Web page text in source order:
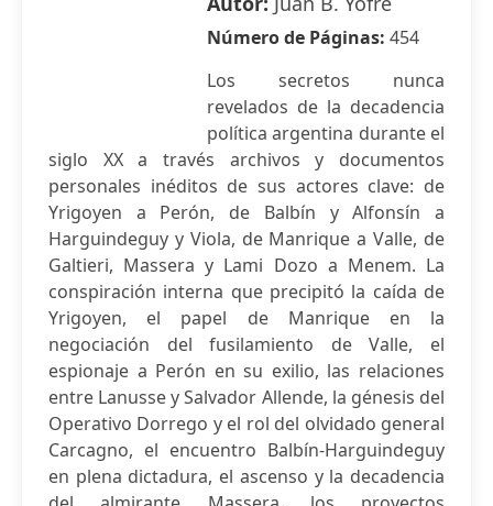
Número de Páginas: 454
Los secretos nunca
revelados de la decadencia
política argentina durante el
siglo XX a través archivos y documentos
personales inéditos de sus actores clave: de
Yrigoyen a Perón, de Balbín y Alfonsín a
Harguindeguy y Viola, de Manrique a Valle, de
Galtieri, Massera y Lami Dozo a Menem. La
conspiración interna que precipitó la caída de
Yrigoyen, el papel de Manrique en la
negociación del fusilamiento de Valle, el
espionaje a Perón en su exilio, las relaciones
entre Lanusse y Salvador Allende, la génesis del
Operativo Dorrego y el rol del olvidado general
Carcagno, el encuentro Balbín-Harguindeguy
en plena dictadura, el ascenso y la decadencia